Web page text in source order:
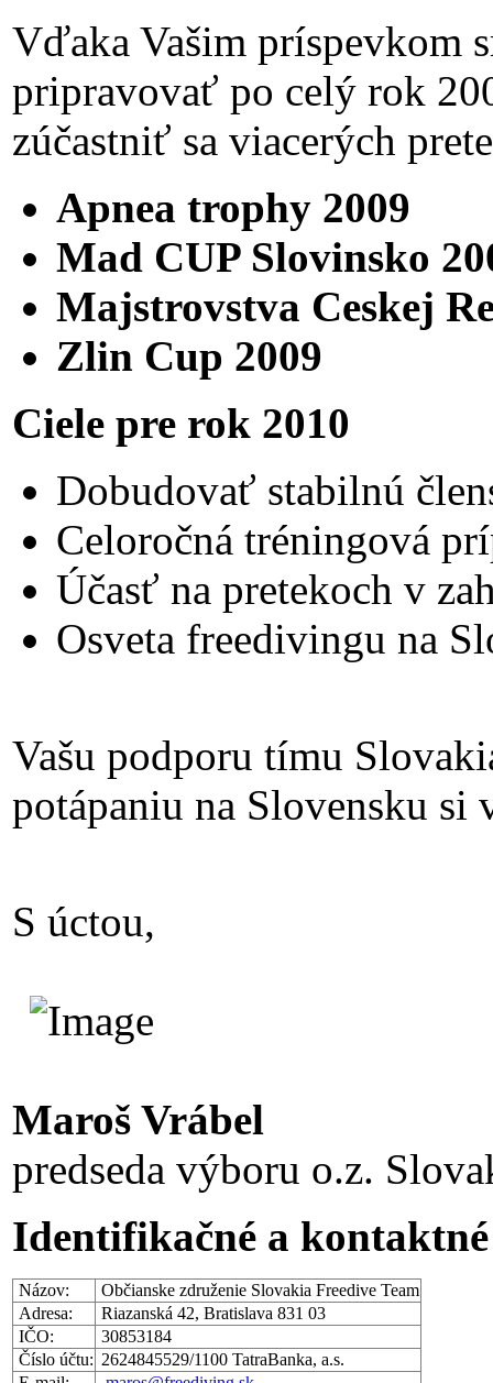
Vďaka Vašim príspevkom
pripravovať po celý rok
zúčastniť sa viacerých
Apnea trophy 2009
Mad CUP Slovinsko
Majstrovstva Ceskej
Zlin Cup 2009
Ciele pre rok 2010
Dobudovať stabilnú
Celoročná tréningová
Účasť na pretekoch v
Osveta freedivingu na
Vašu podporu tímu
potápaniu na Slovensku si
S úctou,
Maroš Vrábel
predseda výboru o.z.
Identifikačné a
Názov:
Občianske združenie Slovakia Freedive Team
Adresa:
Riazanská 42, Bratislava 831 03
IČO:
30853184
Číslo účtu: 2624845529/1100 TatraBanka, a.s.